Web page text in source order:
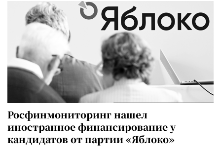
Росфинмониторинг нашел
иностранное финансирование у
кандидатов от партии «Яблоко»